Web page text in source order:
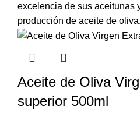
excelencia de sus aceitunas
producción de aceite de oliva.
Aceite de Oliva
superior 500ml